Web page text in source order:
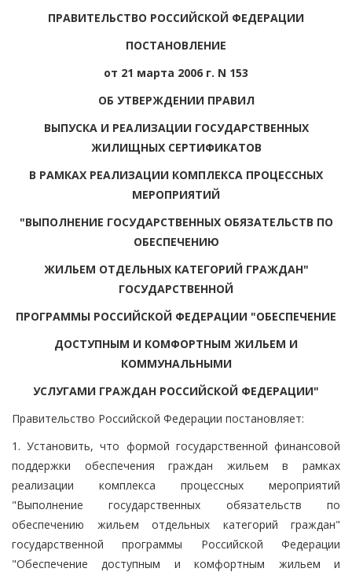
ПРАВИТЕЛЬСТВО РОССИЙСКОЙ ФЕДЕРАЦИИ
ПОСТАНОВЛЕНИЕ
от 21 марта 2006 г. N 153
ОБ УТВЕРЖДЕНИИ ПРАВИЛ
ВЫПУСКА И РЕАЛИЗАЦИИ ГОСУДАРСТВЕННЫХ
ЖИЛИЩНЫХ СЕРТИФИКАТОВ
В РАМКАХ РЕАЛИЗАЦИИ КОМПЛЕКСА ПРОЦЕССНЫХ
МЕРОПРИЯТИЙ
"ВЫПОЛНЕНИЕ ГОСУДАРСТВЕННЫХ ОБЯЗАТЕЛЬСТВ ПО
ОБЕСПЕЧЕНИЮ
ЖИЛЬЕМ ОТДЕЛЬНЫХ КАТЕГОРИЙ ГРАЖДАН"
ГОСУДАРСТВЕННОЙ
ПРОГРАММЫ РОССИЙСКОЙ ФЕДЕРАЦИИ "ОБЕСПЕЧЕНИЕ
ДОСТУПНЫМ И КОМФОРТНЫМ ЖИЛЬЕМ И
КОММУНАЛЬНЫМИ
УСЛУГАМИ ГРАЖДАН РОССИЙСКОЙ ФЕДЕРАЦИИ"
Правительство Российской Федерации постановляет:
1. Установить, что формой государственной финансовой
поддержки обеспечения граждан жильем в рамках
реализации комплекса процессных мероприятий
"Выполнение государственных обязательств по
обеспечению жильем отдельных категорий граждан"
государственной программы Российской Федерации
"Обеспечение доступным и комфортным жильем и